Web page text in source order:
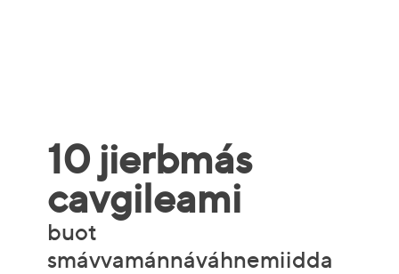
10 jierbmás
cavgileami
buot
smávvamánnáváhnemiidda